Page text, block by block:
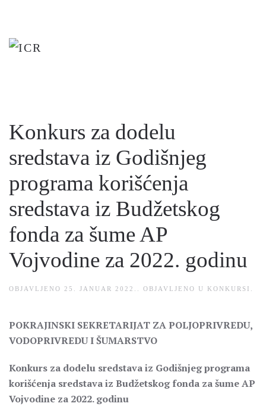
to
Konkurs za dodelu
sredstava iz Godišnjeg
programa korišćenja
sredstava iz Budžetskog
fonda za šume AP
Vojvodine za 2022. godinu
OBJAVLJENO 25. JANUAR 2022. . OBJAVLJENO U KONKURSI
POKRAJINSKI SEKRETARIJAT ZA POLJOPRIVREDU,
VODOPRIVREDU I ŠUMARSTVO
Konkurs za dodelu sredstava iz Godišnjeg programa
korišćenja sredstava iz Budžetskog fonda za šume AP
Vojvodine za 2022. godinu